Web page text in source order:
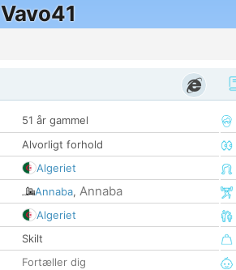
Vavo41
51 år gammel
Alvorligt forhold
Algeriet
Annaba, Annaba
Algeriet
Skilt
Fortæller dig